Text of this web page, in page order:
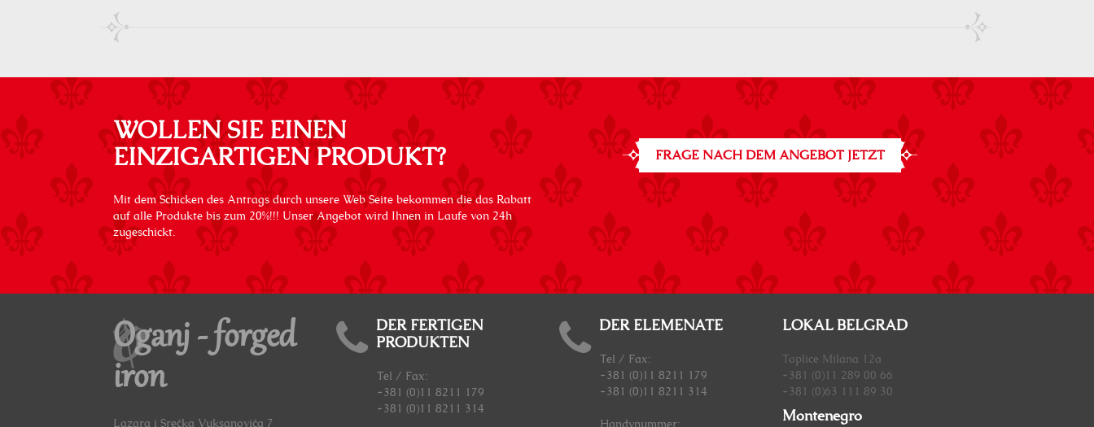
WOLLEN SIE EINEN
EINZIGARTIGEN PRODUKT?
Mit dem Schicken des Antrags durch unsere Web Seite bekommen die das Rabatt
auf alle Produkte bis zum 20%!!! Unser Angebot wird Ihnen in Laufe von 24h
zugeschickt.
FRAGE NACH DEM ANGEBOT JETZT
Oganj - forged
iron
Lazara i Srećka Vuksanovića 7
DER FERTIGEN
PRODUKTEN
Tel / Fax:
+381 (0)11 8211 179
+381 (0)11 8211 314
DER ELEMENATE
Tel / Fax:
+381 (0)11 8211 179
+381 (0)11 8211 314
Handynummer:
LOKAL BELGRAD
Toplice Milana 12a
+381 (0)11 289 00 66
+381 (0)63 111 89 30
Montenegro